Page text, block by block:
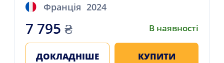
Франція 2024
7 795 ₴ В наявності
ДОКЛАДНІШЕ КУПИТИ